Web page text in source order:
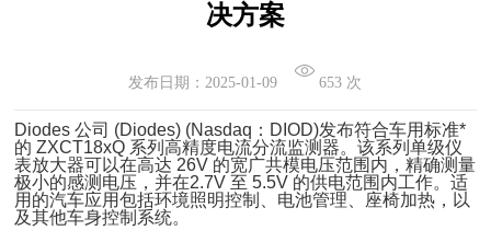
决方案
发布日期：2025-01-09 653 次
Diodes 公司 (Diodes) (Nasdaq：DIOD)发布符合车用标准*
的 ZXCT18xQ 系列高精度电流分流监测器。该系列单级仪
表放大器可以在高达 26V 的宽广共模电压范围内，精确测量
极小的感测电压，并在2.7V 至 5.5V 的供电范围内工作。适
用的汽车应用包括环境照明控制、电池管理、座椅加热，以
及其他车身控制系统。